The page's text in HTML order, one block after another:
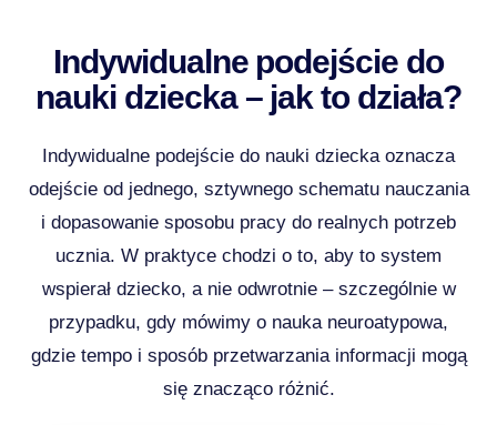
Indywidualne podejście do
nauki dziecka – jak to działa?
Indywidualne podejście do nauki dziecka oznacza
odejście od jednego, sztywnego schematu nauczania
i dopasowanie sposobu pracy do realnych potrzeb
ucznia. W praktyce chodzi o to, aby to system
wspierał dziecko, a nie odwrotnie – szczególnie w
przypadku, gdy mówimy o nauka neuroatypowa,
gdzie tempo i sposób przetwarzania informacji mogą
się znacząco różnić.